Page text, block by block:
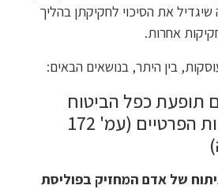
את הסיכוי לחקיקתן בהליך
אחרות.
בין היתר, בנושאים הבאים:
תופעת כפל הביטוח
בביטוחי הבריאות הפרטיים (עמ' 172
של אדם המחזיק בפוליסת